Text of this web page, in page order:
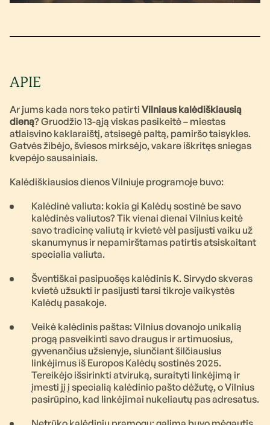
APIE
Ar jums kada nors teko patirti Vilniaus kalėdiškiausią
dieną? Gruodžio 13-ąją viskas pasikeitė – miestas
atlaisvino kaklaraištį, atsisegė paltą, pamiršo taisykles.
Gatvės žibėjo, šviesos mirksėjo, vakare iškritęs sniegas
kvepėjo sausainiais.
Kalėdiškiausios dienos Vilniuje programoje buvo:
Kalėdinė valiuta: kokia gi Kalėdų sostinė be savo
kalėdinės valiutos? Tik vienai dienai Vilnius keitė
savo tradicinę valiutą ir kvietė vėl pasijusti vaiku už
skanumynus ir nepamirštamas patirtis atsiskaitant
specialia valiuta.
Šventiškai pasipuošęs kalėdinis K. Sirvydo skveras
kvietė užsukti ir pasijusti tarsi tikroje vaikystės
Kalėdų pasakoje.
Veikė kalėdinis paštas: Vilnius dovanojo unikalią
progą pasveikinti savo draugus ir artimuosius,
gyvenančius užsienyje, siunčiant šilčiausius
linkėjimus iš Europos Kalėdų sostinės 2025.
Tereikėjo išsirinkti atviruką, suraityti linkėjimą ir
įmesti jį į specialią kalėdinio pašto dėžutę, o Vilnius
pasirūpino, kad linkėjimai nukeliautų pas adresatus.